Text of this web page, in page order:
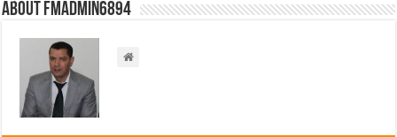
About FMadmin6894